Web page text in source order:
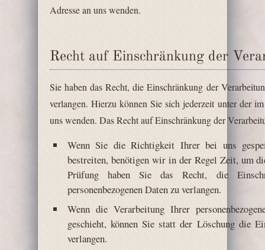
Adresse an uns wenden.
Recht auf Einschränkung der
Sie haben das Recht, die Einschränkung der
verlangen. Hierzu können Sie sich jederzeit unter der
uns wenden. Das Recht auf Einschränkung der
Wenn Sie die Richtigkeit Ihrer bei uns
bestreiten, benötigen wir in der Regel Zeit, um
Prüfung haben Sie das Recht, die
personenbezogenen Daten zu verlangen.
Wenn die Verarbeitung Ihrer
geschieht, können Sie statt der Löschung die
verlangen.